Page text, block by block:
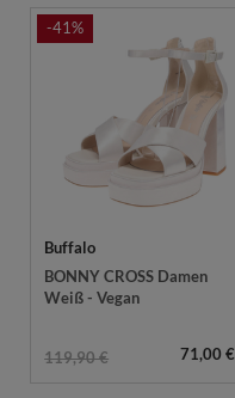
-41%
Buffalo
BONNY CROSS Damen
Weiß - Vegan
119,90 € 71,00 €